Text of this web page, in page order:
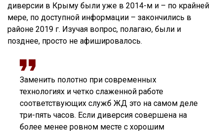
диверсии в Крыму были уже в 2014-м и – по крайней
мере, по доступной информации – закончились в
районе 2019 г. Изучая вопрос, полагаю, были и
позднее, просто не афишировалось.
Заменить полотно при современных
технологиях и четко слаженной работе
соответствующих служб ЖД это на самом деле
три-пять часов. Если диверсия совершена на
более менее ровном месте с хорошим